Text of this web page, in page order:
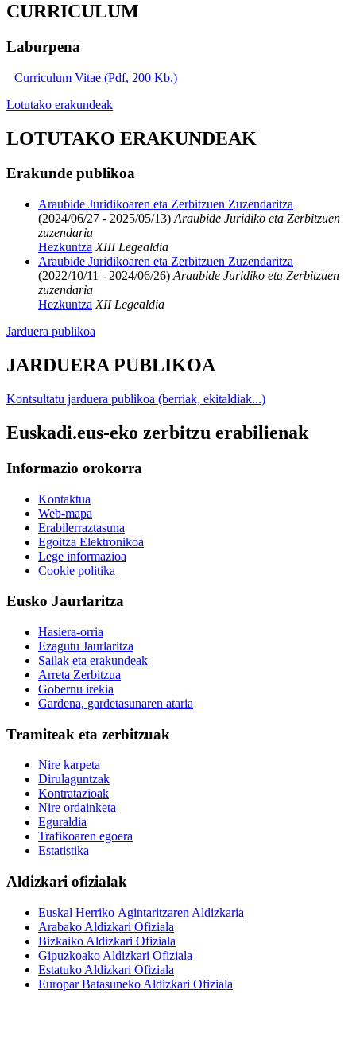
CURRICULUM
Laburpena
Curriculum Vitae (Pdf, 200 Kb.)
Lotutako erakundeak
LOTUTAKO ERAKUNDEAK
Erakunde publikoa
Araubide Juridikoaren eta Zerbitzuen Zuzendaritza
(2024/06/27 - 2025/05/13) Araubide Juridiko eta Zerbitzuen
zuzendaria
Hezkuntza XIII Legealdia
Araubide Juridikoaren eta Zerbitzuen Zuzendaritza
(2022/10/11 - 2024/06/26) Araubide Juridiko eta Zerbitzuen
zuzendaria
Hezkuntza XII Legealdia
Jarduera publikoa
JARDUERA PUBLIKOA
Kontsultatu jarduera publikoa (berriak, ekitaldiak...)
Euskadi.eus-eko zerbitzu erabilienak
Informazio orokorra
Kontaktua
Web-mapa
Erabilerraztasuna
Egoitza Elektronikoa
Lege informazioa
Cookie politika
Eusko Jaurlaritza
Hasiera-orria
Ezagutu Jaurlaritza
Sailak eta erakundeak
Arreta Zerbitzua
Gobernu irekia
Gardena, gardetasunaren ataria
Tramiteak eta zerbitzuak
Nire karpeta
Dirulaguntzak
Kontratazioak
Nire ordainketa
Eguraldia
Trafikoaren egoera
Estatistika
Aldizkari ofizialak
Euskal Herriko Agintaritzaren Aldizkaria
Arabako Aldizkari Ofiziala
Bizkaiko Aldizkari Ofiziala
Gipuzkoako Aldizkari Ofiziala
Estatuko Aldizkari Ofiziala
Europar Batasuneko Aldizkari Ofiziala